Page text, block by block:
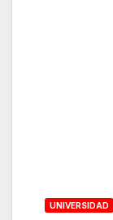
UNIVERSIDAD